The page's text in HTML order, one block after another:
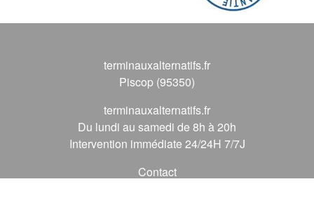
terminauxalternatifs.fr
Piscop (95350)
terminauxalternatifs.fr
Du lundi au samedi de 8h à 20h
Intervention immédiate 24/24H 7/7J
Contact